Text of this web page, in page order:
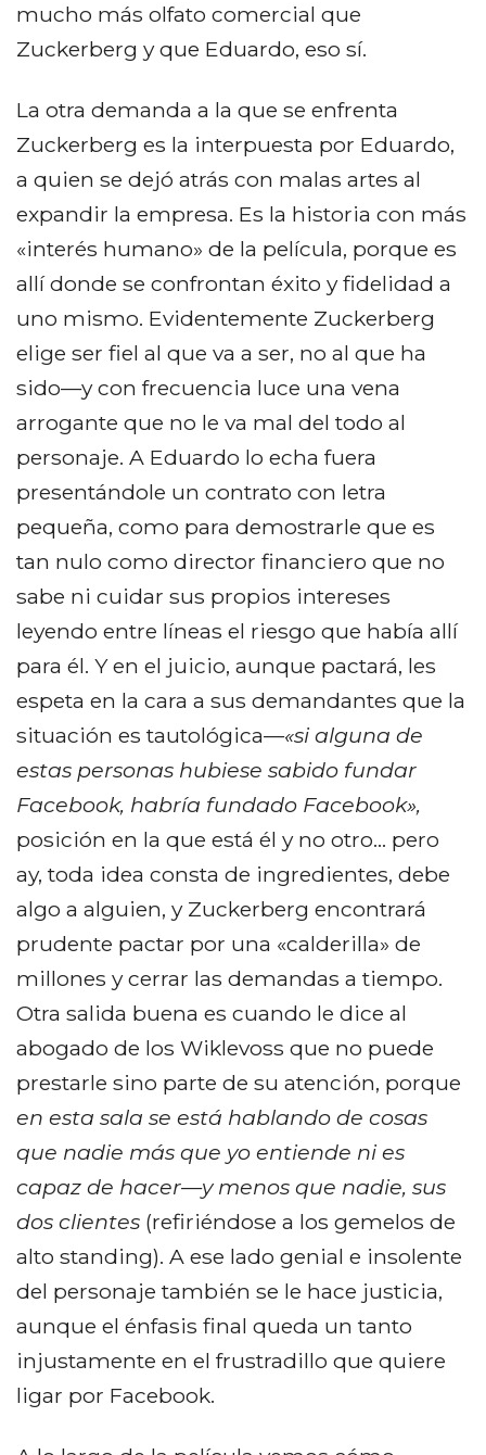
mucho más olfato comercial que
Zuckerberg y que Eduardo, eso sí.
La otra demanda a la que se enfrenta
Zuckerberg es la interpuesta por Eduardo,
a quien se dejó atrás con malas artes al
expandir la empresa. Es la historia con más
«interés humano» de la película, porque es
allí donde se confrontan éxito y fidelidad a
uno mismo. Evidentemente Zuckerberg
elige ser fiel al que va a ser, no al que ha
sido—y con frecuencia luce una vena
arrogante que no le va mal del todo al
personaje. A Eduardo lo echa fuera
presentándole un contrato con letra
pequeña, como para demostrarle que es
tan nulo como director financiero que no
sabe ni cuidar sus propios intereses
leyendo entre líneas el riesgo que había allí
para él. Y en el juicio, aunque pactará, les
espeta en la cara a sus demandantes que la
situación es tautológica—«si alguna de
estas personas hubiese sabido fundar
Facebook, habría fundado Facebook»,
posición en la que está él y no otro… pero
ay, toda idea consta de ingredientes, debe
algo a alguien, y Zuckerberg encontrará
prudente pactar por una «calderilla» de
millones y cerrar las demandas a tiempo.
Otra salida buena es cuando le dice al
abogado de los Wiklevoss que no puede
prestarle sino parte de su atención, porque
en esta sala se está hablando de cosas
que nadie más que yo entiende ni es
capaz de hacer—y menos que nadie, sus
dos clientes (refiriéndose a los gemelos de
alto standing). A ese lado genial e insolente
del personaje también se le hace justicia,
aunque el énfasis final queda un tanto
injustamente en el frustradillo que quiere
ligar por Facebook.